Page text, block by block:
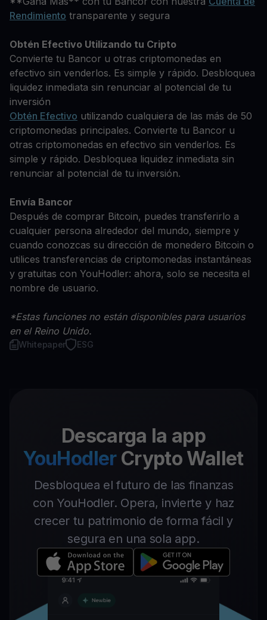
Rendimiento transparente y segura
Obtén Efectivo Utilizando tu Cripto
Convierte tu Bancor u otras criptomonedas en
efectivo sin venderlos. Es simple y rápido. Desbloquea
liquidez inmediata sin renunciar al potencial de tu
inversión
Obtén Efectivo utilizando cualquiera de las más de 50
criptomonedas principales. Convierte tu Bancor u
otras criptomonedas en efectivo sin venderlos. Es
simple y rápido. Desbloquea liquidez inmediata sin
renunciar al potencial de tu inversión.
Envía Bancor
Después de comprar Bitcoin, puedes transferirlo a
cualquier persona alrededor del mundo, siempre y
cuando conozcas su dirección de monedero Bitcoin o
utilices transferencias de criptomonedas instantáneas
y gratuitas con YouHodler: ahora, solo se necesita el
nombre de usuario.
*Estas funciones no están disponibles para usuarios
en el Reino Unido.
Whitepaper ESG
Descarga la app
YouHodler Crypto Wallet
Desbloquea el futuro de las finanzas
con YouHodler. Opera, invierte y haz
crecer tu patrimonio de forma fácil y
segura en una sola app.